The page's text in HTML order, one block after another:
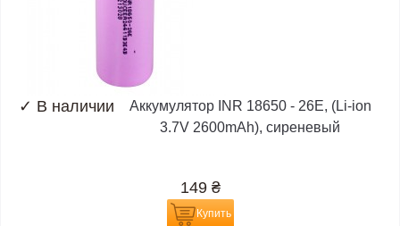
✓ В наличии
Аккумулятор INR 18650 - 26E, (Li-ion
3.7V 2600mAh), сиреневый
149 ₴
Купить